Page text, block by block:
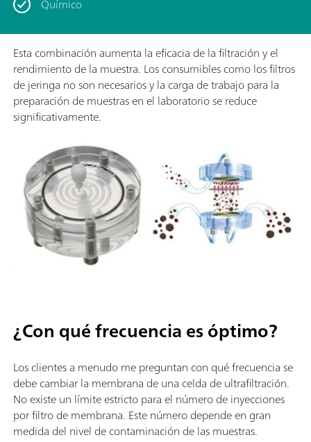
Químico
Esta combinación aumenta la eficacia de la filtración y el
rendimiento de la muestra. Los consumibles como los filtros
de jeringa no son necesarios y la carga de trabajo para la
preparación de muestras en el laboratorio se reduce
significativamente.
¿Con qué frecuencia es óptimo?
Los clientes a menudo me preguntan con qué frecuencia se
debe cambiar la membrana de una celda de ultrafiltración.
No existe un límite estricto para el número de inyecciones
por filtro de membrana. Este número depende en gran
medida del nivel de contaminación de las muestras.